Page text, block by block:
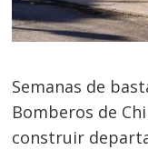
Semanas de
Bomberos de
construir